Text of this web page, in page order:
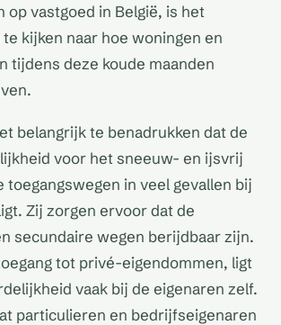
op vastgoed in België, is het
kijken naar hoe woningen en
tijdens deze koude maanden
belangrijk te benadrukken dat de
voor het sneeuw- en ijsvrij
toegangswegen in veel gevallen bij
Zij zorgen ervoor dat de
secundaire wegen berijdbaar zijn.
tot privé-eigendommen, ligt
vaak bij de eigenaren zelf.
particulieren en bedrijfseigenaren